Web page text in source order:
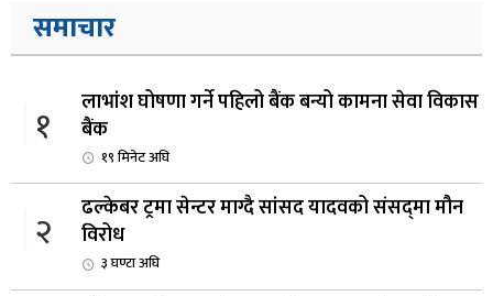
समाचार
१
लाभांश घोषणा गर्ने पहिलो बैंक बन्यो कामना सेवा विकास
बैंक
१९ मिनेट अघि
२
ढल्केबर ट्रमा सेन्टर माग्दै सांसद यादवको संसद्‌मा मौन
विरोध
३ घण्टा अघि